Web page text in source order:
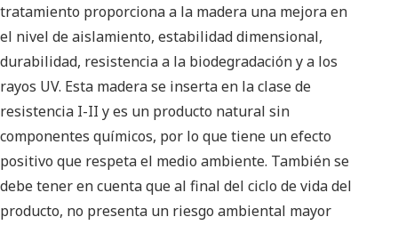
tratamiento proporciona a la madera una mejora en
el nivel de aislamiento, estabilidad dimensional,
durabilidad, resistencia a la biodegradación y a los
rayos UV. Esta madera se inserta en la clase de
resistencia I-II y es un producto natural sin
componentes químicos, por lo que tiene un efecto
positivo que respeta el medio ambiente. También se
debe tener en cuenta que al final del ciclo de vida del
producto, no presenta un riesgo ambiental mayor